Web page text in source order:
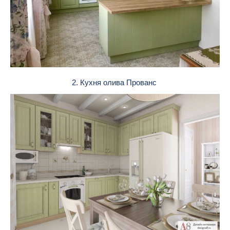
2. Кухня олива Прованс